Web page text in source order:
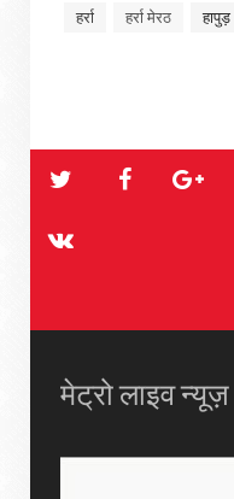
हर्रा
हर्रा मेरठ हापुड़
मेट्रो लाइव न्यूज़